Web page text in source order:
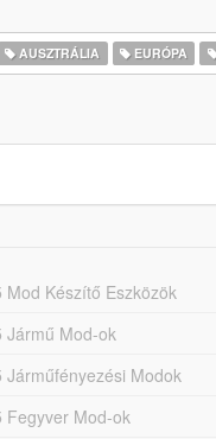
AUSZTRÁLIA EURÓPA
Mod Készítő Eszközök
Jármű Mod-ok
Járműfényezési Modok
Fegyver Mod-ok